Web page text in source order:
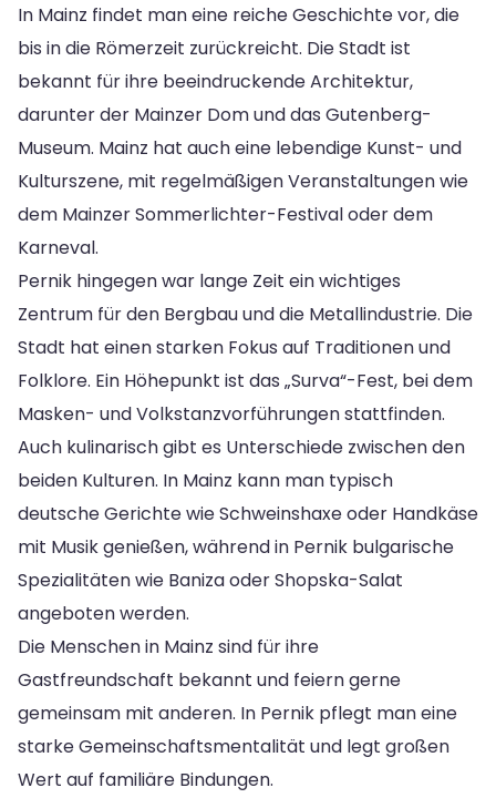
In Mainz findet man eine reiche Geschichte vor, die
bis in die Römerzeit zurückreicht. Die Stadt ist
bekannt für ihre beeindruckende Architektur,
darunter der Mainzer Dom und das Gutenberg-
Museum. Mainz hat auch eine lebendige Kunst- und
Kulturszene, mit regelmäßigen Veranstaltungen wie
dem Mainzer Sommerlichter-Festival oder dem
Karneval.
Pernik hingegen war lange Zeit ein wichtiges
Zentrum für den Bergbau und die Metallindustrie. Die
Stadt hat einen starken Fokus auf Traditionen und
Folklore. Ein Höhepunkt ist das „Surva“-Fest, bei dem
Masken- und Volkstanzvorführungen stattfinden.
Auch kulinarisch gibt es Unterschiede zwischen den
beiden Kulturen. In Mainz kann man typisch
deutsche Gerichte wie Schweinshaxe oder Handkäse
mit Musik genießen, während in Pernik bulgarische
Spezialitäten wie Baniza oder Shopska-Salat
angeboten werden.
Die Menschen in Mainz sind für ihre
Gastfreundschaft bekannt und feiern gerne
gemeinsam mit anderen. In Pernik pflegt man eine
starke Gemeinschaftsmentalität und legt großen
Wert auf familiäre Bindungen.